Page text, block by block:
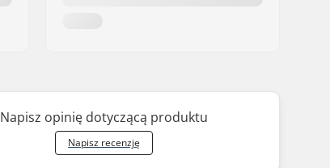
Napisz opinię dotyczącą produktu
Napisz recenzję